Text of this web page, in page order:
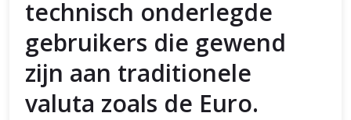
technisch onderlegde
gebruikers die gewend
zijn aan traditionele
valuta zoals de Euro.